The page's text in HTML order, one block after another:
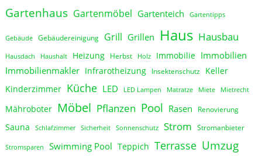
Gartenhaus Gartenmöbel Gartenteich Gartentipps
Gebäude Gebäudereinigung Grill Grillen Haus Hausbau
Hausdach Haushalt Heizung Herbst Holz Immobilie Immobilien
Immobilienmakler Infrarotheizung Insektenschutz Keller
Kinderzimmer Küche LED LED Lampen Matratze Miete Mietrecht
Mähroboter Möbel Pflanzen Pool Rasen Renovierung
Sauna Schlafzimmer Sicherheit Sonnenschutz Strom Stromanbieter
Stromsparen Swimming Pool Teppich Terrasse Umzug